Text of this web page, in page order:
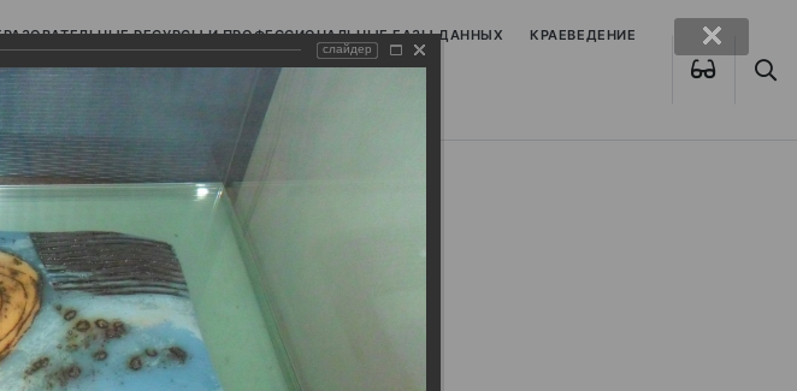
РЕСУРСЫ И ПРОФЕССИОНАЛЬНЫЕ БАЗЫ ДАННЫХ КРАЕВЕДЕНИЕ
слайдер